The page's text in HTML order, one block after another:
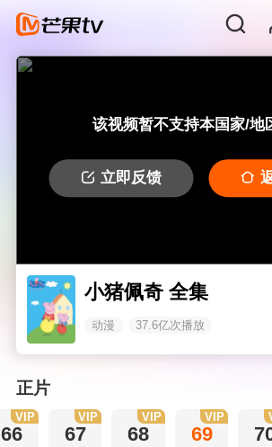
该视频暂不支持本国家/地
立即反馈
小猪佩奇 全集
动漫 37.6亿次播放
正片
66
VIP
67
VIP
68
VIP
69
VIP